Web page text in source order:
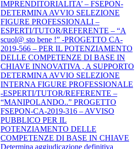
IMPRENDITORIALITA’ – FSEPON-
DETERMINA AVVIO SELEZIONE
FIGURE PROFESSIONALI –
ESPERTI/TUTOR/REFERENTE – “A
scuol@ sto bene !” -PROGETTO CA-
2019-566 – PER IL POTENZIAMENTO
DELLE COMPETENZE DI BASE IN
CHIAVE INNOVATIVA , A SUPPORTO
DETERMINA AVVIO SELEZIONE
INTERNA FIGURE PROFESSIONALE
-ESPERTI/TUTOR/REFERENTE –
“MANIPOLANDO..” PROGETTO
FSEPON-CA-2019-316 – AVVISO
PUBBLICO PER IL
POTENZIAMENTO DELLE
COMPETENZE DI BASE IN CHIAVE
Determina aggiudicazione definitiva